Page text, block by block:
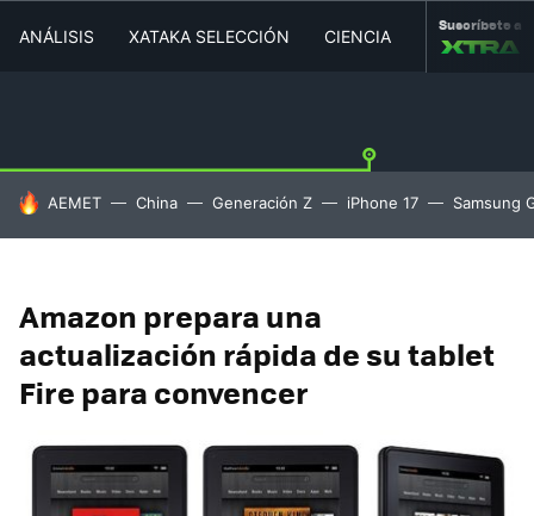
ANÁLISIS XATAKA SELECCIÓN CIENCIA MOVILIDAD
Suscríbete a
HOY SE HABLA DE
AEMET China Generación Z iPhone 17 Samsung
Amazon prepara una
actualización rápida de su tablet
Fire para convencer